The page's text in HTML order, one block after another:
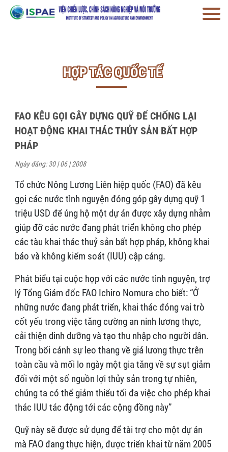
HỢP TÁC QUỐC TẾ
FAO KÊU GỌI GÂY DỰNG QUỸ ĐỂ CHỐNG LẠI
HOẠT ĐỘNG KHAI THÁC THỦY SẢN BẤT HỢP
PHÁP
Ngày đăng: 30 | 06 | 2008
Tổ chức Nông Lương Liên hiệp quốc (FAO) đã kêu
gọi các nước tình nguyện đóng góp gây dựng quỹ 1
triệu USD để ủng hộ một dự án được xây dựng nhằm
giúp đỡ các nước đang phát triển không cho phép
các tàu khai thác thuỷ sản bất hợp pháp, không khai
báo và không kiểm soát (IUU) cập cảng.
Phát biểu tại cuộc họp với các nước tình nguyện, trợ
lý Tổng Giám đốc FAO Ichiro Nomura cho biết: “Ở
những nước đang phát triển, khai thác đóng vai trò
cốt yếu trong việc tăng cường an ninh lương thực,
cải thiện dinh dưỡng và tạo thu nhập cho người dân.
Trong bối cảnh sự leo thang về giá lương thực trên
toàn cầu và mối lo ngày một gia tăng về sự sụt giảm
đối với một số nguồn lợi thủy sản trong tự nhiên,
chúng ta có thể giảm thiểu tối đa việc cho phép khai
thác IUU tác động tới các cộng đồng này”
Quỹ này sẽ được sử dụng để tài trợ cho một dự án
mà FAO đang thực hiện, được triển khai từ năm 2005